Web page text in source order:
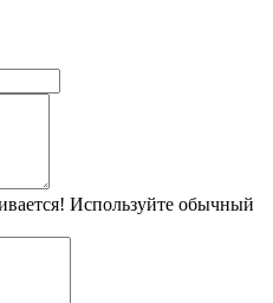
Используйте обычный